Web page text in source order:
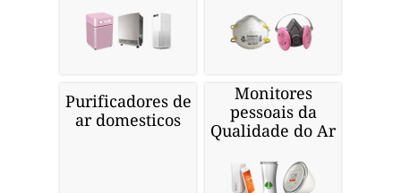
Purificadores de
ar domesticos
Monitores
pessoais da
Qualidade do Ar